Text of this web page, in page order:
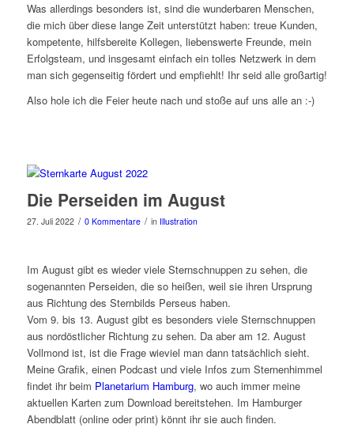
Was allerdings besonders ist, sind die wunderbaren Menschen,
die mich über diese lange Zeit unterstützt haben: treue Kunden,
kompetente, hilfsbereite Kollegen, liebenswerte Freunde, mein
Erfolgsteam, und insgesamt einfach ein tolles Netzwerk in dem
man sich gegenseitig fördert und empfiehlt! Ihr seid alle großartig!
Also hole ich die Feier heute nach und stoße auf uns alle an :-)
Die Perseiden im August
27. Juli 2022 / 0 Kommentare / in Illustration
Im August gibt es wieder viele Sternschnuppen zu sehen, die
sogenannten Perseiden, die so heißen, weil sie ihren Ursprung
aus Richtung des Sternbilds Perseus haben.
Vom 9. bis 13. August gibt es besonders viele Sternschnuppen
aus nordöstlicher Richtung zu sehen. Da aber am 12. August
Vollmond ist, ist die Frage wieviel man dann tatsächlich sieht.
Meine Grafik, einen Podcast und viele Infos zum Sternenhimmel
findet ihr beim Planetarium Hamburg, wo auch immer meine
aktuellen Karten zum Download bereitstehen. Im Hamburger
Abendblatt (online oder print) könnt ihr sie auch finden.